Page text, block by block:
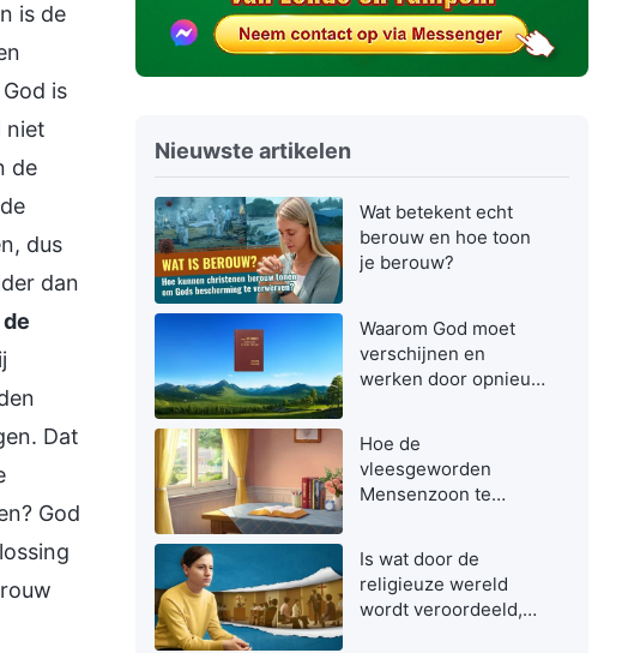
is de
is
niet
de
dus
dan
Dat
God
Nieuwste artikelen
Wat betekent echt
berouw en hoe toon
je berouw?
Waarom God moet
verschijnen en
werken door opnieuw
Hoe de
vleesgeworden
Mensenzoon te
Is wat door de
religieuze wereld
wordt veroordeeld,